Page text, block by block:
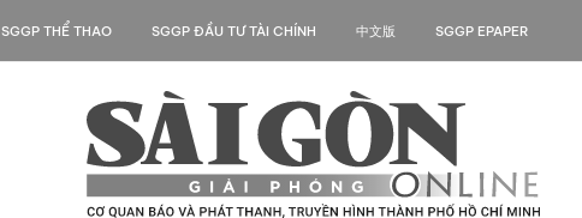
SGGP THỂ THAO SGGP ĐẦU TƯ TÀI CHÍNH 中文版 SGGP EPAPER